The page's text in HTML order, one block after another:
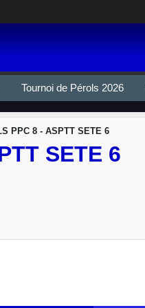
Tournoi de Pérols 2026
PPC 8 - ASPTT SETE 6
SETE 6